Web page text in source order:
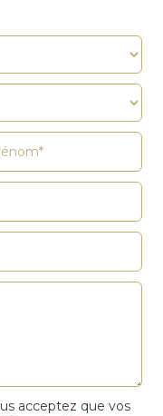
acceptez que vos